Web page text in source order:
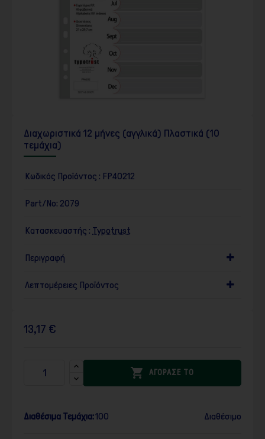
Διαχωριστικά 12 μήνες (αγγλικά) Πλαστικά (10
τεμάχια)
Κωδικός Προϊόντος : FP40212
Part/No: 2079
Κατασκευαστής : Typotrust
Περιγραφή
Λεπτομέρειες Προϊόντος
13,17 €
 ΑΓΟΡΑΣΕ ΤΟ
Διαθέσιμα Τεμάχια:100 Διαθέσιμο